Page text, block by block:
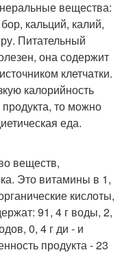
вещества:
кальций, калий,
Питательный
она содержит
клетчатки.
калорийность
то можно
еда.
веществ,
Это витамины в 1,
кислоты,
91, 4 г воды, 2,
0, 4 г ди - и
продукта - 23